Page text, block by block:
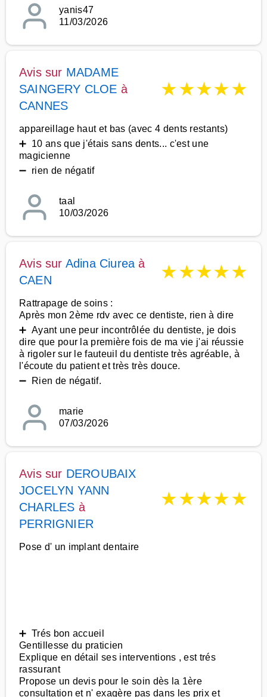
yanis47
11/03/2026
Avis sur MADAME
SAINGERY CLOE à
CANNES
★★★★★
appareillage haut et bas (avec 4 dents restants)
➕ 10 ans que j'étais sans dents... c'est une
magicienne
➖ rien de négatif
taal
10/03/2026
Avis sur Adina Ciurea à
CAEN
★★★★★
Rattrapage de soins :
Après mon 2ème rdv avec ce dentiste, rien à dire
➕ Ayant une peur incontrôlée du dentiste, je dois
dire que pour la première fois de ma vie j'ai réussie
à rigoler sur le fauteuil du dentiste très agréable, à
l'écoute du patient et très très douce.
➖ Rien de négatif.
marie
07/03/2026
Avis sur DEROUBAIX
JOCELYN YANN
CHARLES à
PERRIGNIER
★★★★★
Pose d' un implant dentaire
➕ Trés bon accueil
Gentillesse du praticien
Explique en détail ses interventions , est trés
rassurant
Propose un devis pour le soin dès la 1ère
consultation et n' exagère pas dans les prix et